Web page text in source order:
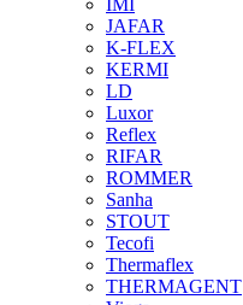
JAFAR
K-FLEX
KERMI
LD
Luxor
Reflex
RIFAR
ROMMER
Sanha
STOUT
Tecofi
Thermaflex
THERMAGENT